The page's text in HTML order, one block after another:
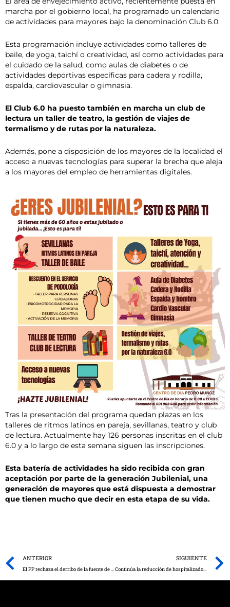
marcha por el gobierno local, ha programado un calendario
de actividades para mayores bajo la denominación Club 6.0.
Esta programación incluye actividades como talleres de
baile, de yoga, taichí o creatividad, así como actividades para
el cuidado de la salud, como aulas de diabetes o de
actividades deportivas específicas para cadera y rodilla,
espalda, cardiovascular o gimnasia.
El Club 6.0 ha puesto también en marcha un club de
lectura un taller de teatro, la gestión de viajes de
termalismo y de rutas por la naturaleza.
Además, pone a disposición de los mayores de la localidad el
acceso a nuevas tecnologías para superar la brecha que aleja
a los mayores del empleo de herramientas digitales.
Tras la presentación del programa quedan plazas en los
talleres de ritmos latinos en pareja, sevillanas, teatro y club
de lectura. Actualmente hay 126 personas inscritas en el club
6.0 y a lo largo de esta semana siguen las inscripciones.
Esta batería de actividades ha sido recibida con gran
aceptación por parte de la generación Jubilenial, una
generación de mayores que está dispuesta a demostrar
que tienen mucho que decir en esta etapa de su vida.
Prev
ANTERIOR
El PP rechaza el derribo de la fuente de la Plaza de la Constitución como consecuencia de la dejadez del equipo de Gobierno.
SIGUIENTE
Continúa la reducción de hospitalizados por COVID-19 en Castilla-La Mancha